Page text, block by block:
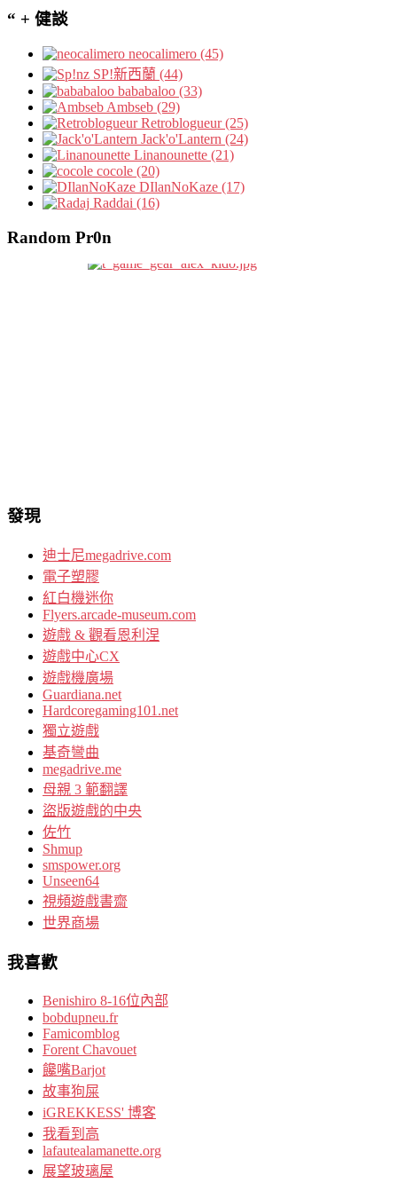
“ + 健談
neocalimero (45)
SP!新西蘭 (44)
bababaloo (33)
Ambseb (29)
Retroblogueur (25)
Jack'o'Lantern (24)
Linanounette (21)
cocole (20)
DIlanNoKaze (17)
Raddai (16)
Random Pr0n
發現
迪士尼megadrive.com
電子塑膠
紅白機迷你
Flyers.arcade-museum.com
遊戲 & 觀看恩利涅
遊戲中心CX
遊戲機廣場
Guardiana.net
Hardcoregaming101.net
獨立遊戲
基奇彎曲
megadrive.me
母親 3 範翻譯
盜版遊戲的中央
佐竹
Shmup
smspower.org
Unseen64
視頻遊戲書齋
世界商場
我喜歡
Benishiro 8-16位內部
bobdupneu.fr
Famicomblog
Forent Chavouet
饞嘴Barjot
故事狗屎
iGREKKESS' 博客
我看到高
lafautealamanette.org
展望玻璃屋